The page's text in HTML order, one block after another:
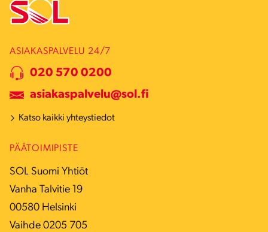
ASIAKASPALVELU 24/7
020 570 0200
asiakaspalvelu@sol.fi
Katso kaikki yhteystiedot
PÄÄTOIMIPISTE
SOL Suomi Yhtiöt
Vanha Talvitie 19
00580 Helsinki
Vaihde 0205 705